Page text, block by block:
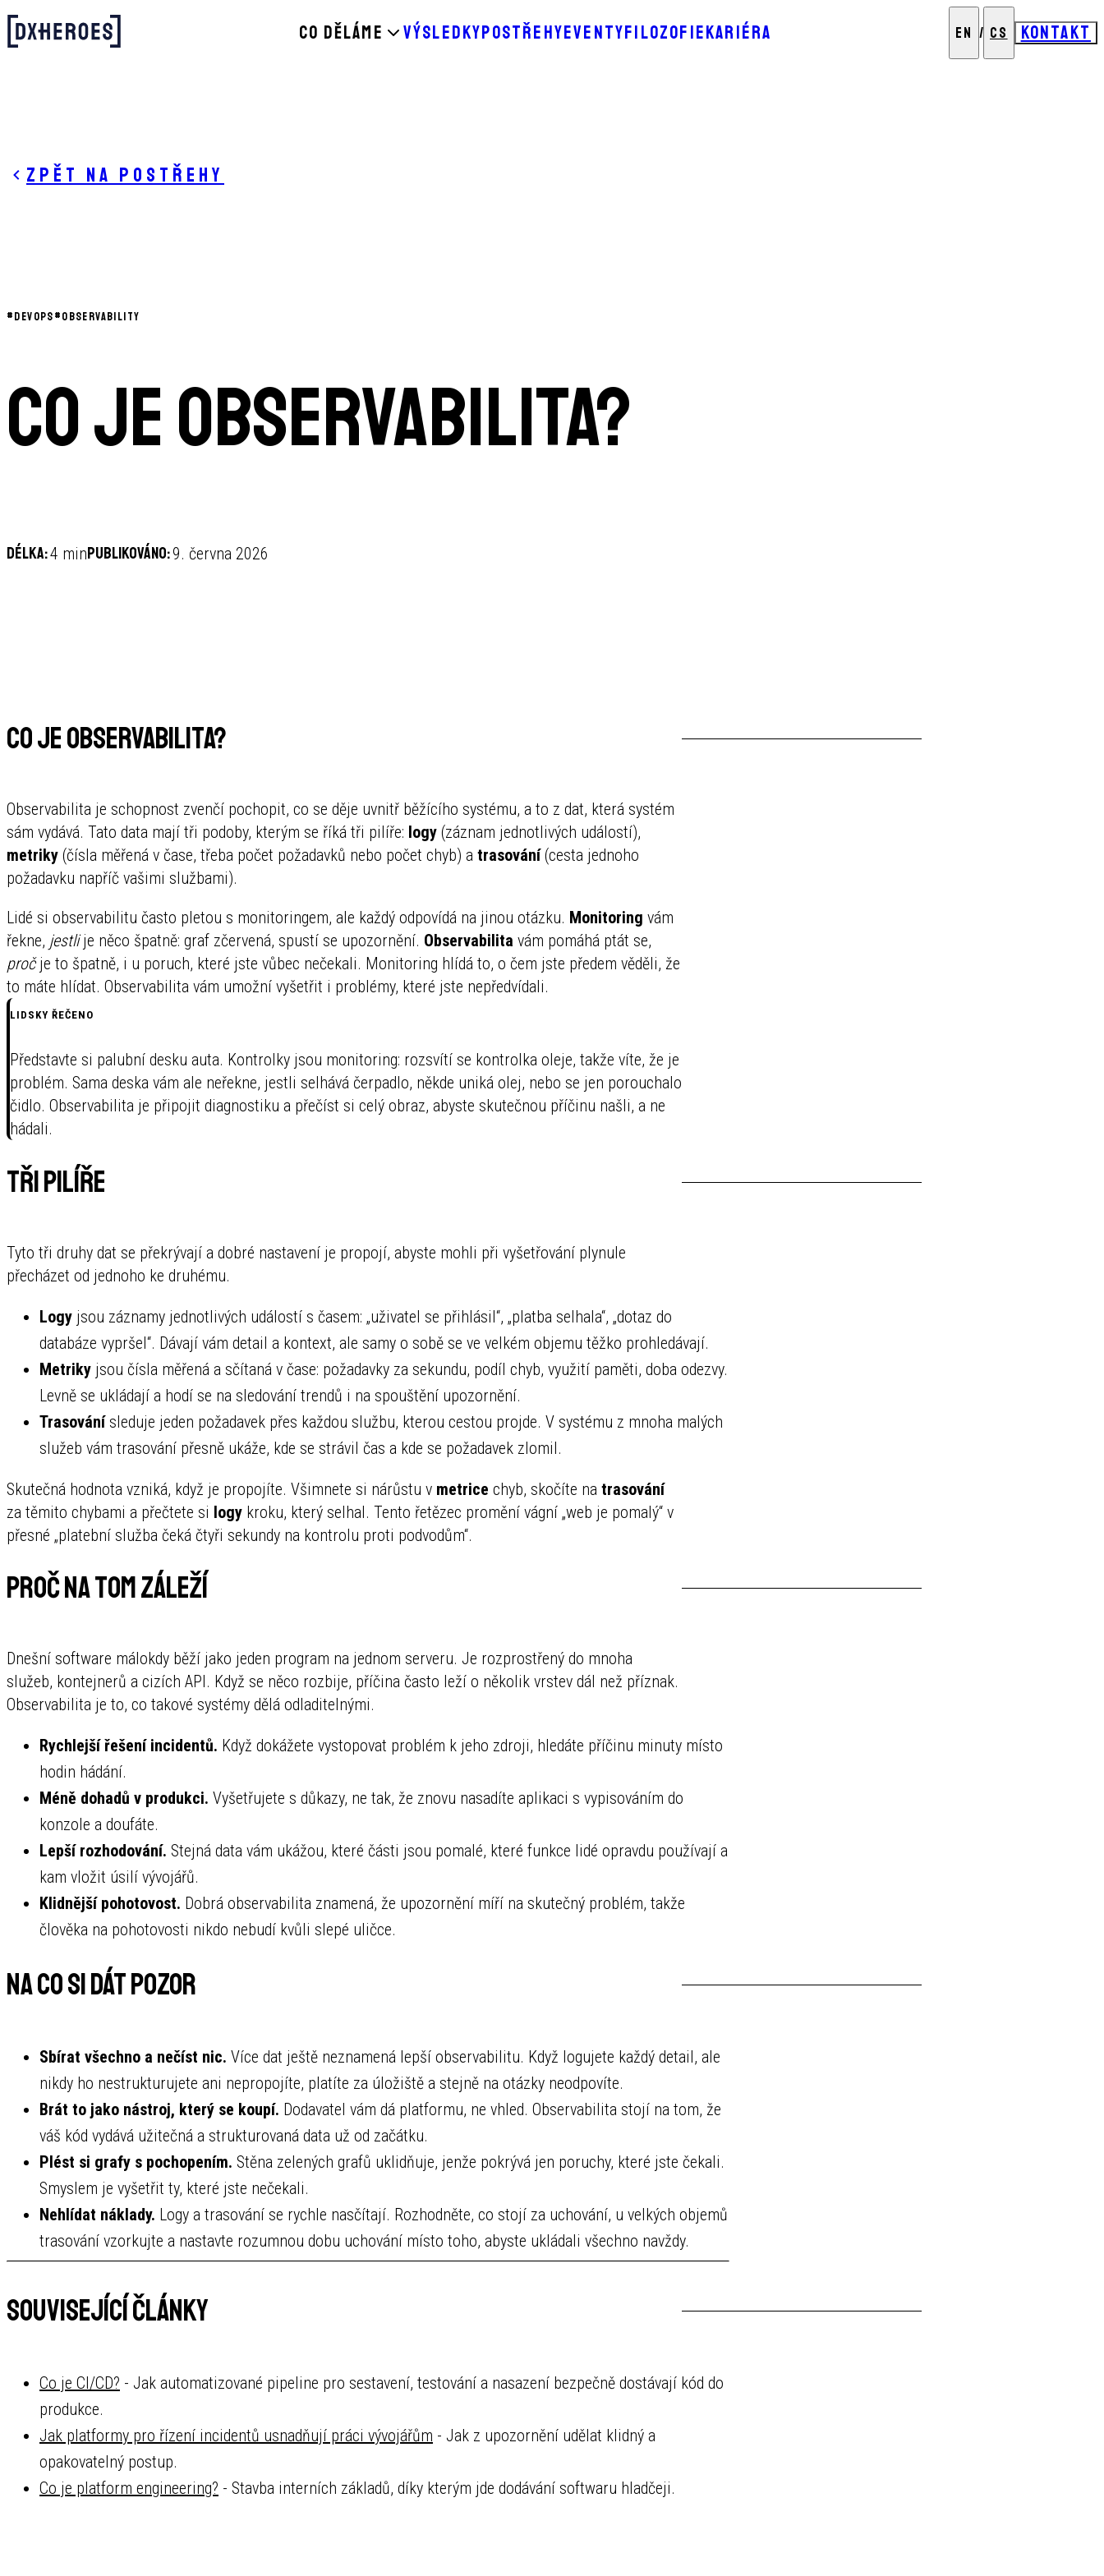
CO DĚLÁME VÝSLEDKYPOSTŘEHYEVENTYFILOZOFIEKARIÉRA EN / CS KONTAKT
Zpět na postřehy
#DEVOPS#OBSERVABILITY
Co je observabilita?
Délka:4 minPublikováno:9. června 2026
Co je observabilita?
Observabilita je schopnost zvenčí pochopit, co se děje uvnitř běžícího systému, a to z dat, která systém
sám vydává. Tato data mají tři podoby, kterým se říká tři pilíře: logy (záznam jednotlivých událostí),
metriky (čísla měřená v čase, třeba počet požadavků nebo počet chyb) a trasování(cesta jednoho
požadavku napříč vašimi službami).
Lidé si observabilitu často pletou s monitoringem, ale každý odpovídá na jinou otázku. Monitoring vám
řekne, jestlije něco špatně: graf zčervená, spustí se upozornění. Observabilita vám pomáhá ptát se,
pročje to špatně, i u poruch, které jste vůbec nečekali. Monitoring hlídá to, o čem jste předem věděli, že
to máte hlídat. Observabilita vám umožní vyšetřit i problémy, které jste nepředvídali.
LIDSKY ŘEČENO
Představte si palubní desku auta. Kontrolky jsou monitoring: rozsvítí se kontrolka oleje, takže víte, že je
problém. Sama deska vám ale neřekne, jestli selhává čerpadlo, někde uniká olej, nebo se jen porouchalo
čidlo. Observabilita je připojit diagnostiku a přečíst si celý obraz, abyste skutečnou příčinu našli, a ne
hádali.
Tři pilíře
Tyto tři druhy dat se překrývají a dobré nastavení je propojí, abyste mohli při vyšetřování plynule
přecházet od jednoho ke druhému.
Logy jsou záznamy jednotlivých událostí s časem: „uživatel se přihlásil“, „platba selhala“, „dotaz do
databáze vypršel“. Dávají vám detail a kontext, ale samy o sobě se ve velkém objemu těžko prohledávají.
Metriky jsou čísla měřená a sčítaná v čase: požadavky za sekundu, podíl chyb, využití paměti, doba odezvy.
Levně se ukládají a hodí se na sledování trendů i na spouštění upozornění.
Trasovánísleduje jeden požadavek přes každou službu, kterou cestou projde. V systému z mnoha malých
služeb vám trasování přesně ukáže, kde se strávil čas a kde se požadavek zlomil.
Skutečná hodnota vzniká, když je propojíte. Všimnete si nárůstu v metrice chyb, skočíte na trasování
za těmito chybami a přečtete si logy kroku, který selhal. Tento řetězec promění vágní „web je pomalý“ v
přesné „platební služba čeká čtyři sekundy na kontrolu proti podvodům“.
Proč na tom záleží
Dnešní software málokdy běží jako jeden program na jednom serveru. Je rozprostřený do mnoha
služeb, kontejnerů a cizích API. Když se něco rozbije, příčina často leží o několik vrstev dál než příznak.
Observabilita je to, co takové systémy dělá odladitelnými.
Rychlejší řešení incidentů. Když dokážete vystopovat problém k jeho zdroji, hledáte příčinu minuty místo
hodin hádání.
Méně dohadů v produkci. Vyšetřujete s důkazy, ne tak, že znovu nasadíte aplikaci s vypisováním do
konzole a doufáte.
Lepší rozhodování. Stejná data vám ukážou, které části jsou pomalé, které funkce lidé opravdu používají a
kam vložit úsilí vývojářů.
Klidnější pohotovost. Dobrá observabilita znamená, že upozornění míří na skutečný problém, takže
člověka na pohotovosti nikdo nebudí kvůli slepé uličce.
Na co si dát pozor
Sbírat všechno a nečíst nic. Více dat ještě neznamená lepší observabilitu. Když logujete každý detail, ale
nikdy ho nestrukturujete ani nepropojíte, platíte za úložiště a stejně na otázky neodpovíte.
Brát to jako nástroj, který se koupí. Dodavatel vám dá platformu, ne vhled. Observabilita stojí na tom, že
váš kód vydává užitečná a strukturovaná data už od začátku.
Plést si grafy s pochopením. Stěna zelených grafů uklidňuje, jenže pokrývá jen poruchy, které jste čekali.
Smyslem je vyšetřit ty, které jste nečekali.
Nehlídat náklady. Logy a trasování se rychle nasčítají. Rozhodněte, co stojí za uchování, u velkých objemů
trasování vzorkujte a nastavte rozumnou dobu uchování místo toho, abyste ukládali všechno navždy.
Související články
Co je CI/CD? - Jak automatizované pipeline pro sestavení, testování a nasazení bezpečně dostávají kód do
produkce.
Jak platformy pro řízení incidentů usnadňují práci vývojářům - Jak z upozornění udělat klidný a
opakovatelný postup.
Co je platform engineering? - Stavba interních základů, díky kterým jde dodávání softwaru hladčeji.